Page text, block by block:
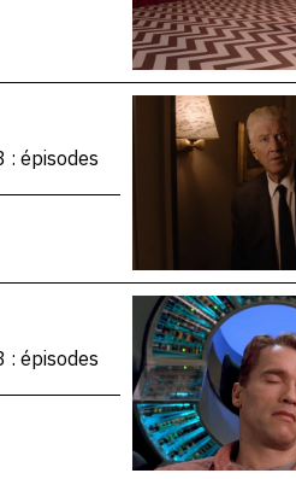
: épisodes
: épisodes